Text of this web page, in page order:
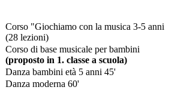
Corso "Giochiamo con la musica 3-5 anni
(28 lezioni)
Corso di base musicale per bambini
(proposto in 1. classe a scuola)
Danza bambini età 5 anni 45'
Danza moderna 60'